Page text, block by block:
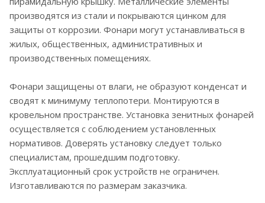
производятся из стали и покрываются цинком для
защиты от коррозии. Фонари могут устанавливаться в
жилых, общественных, административных и
производственных помещениях.
Фонари защищены от влаги, не образуют конденсат и
сводят к минимуму теплопотери. Монтируются в
кровельном пространстве. Установка зенитных фонарей
осуществляется с соблюдением установленных
нормативов. Доверять установку следует только
специалистам, прошедшим подготовку.
Эксплуатационный срок устройств не ограничен.
Изготавливаются по размерам заказчика.